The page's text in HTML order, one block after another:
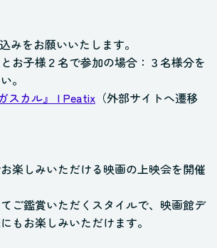
みをお願いいたします。
お子様２名で参加の場合：３名様分を
。
スカル』 | Peatix （外部サイトへ遷移
楽しみいただける映画の上映会を開催
ご鑑賞いただくスタイルで、映画館デ
もお楽しみいただけます。